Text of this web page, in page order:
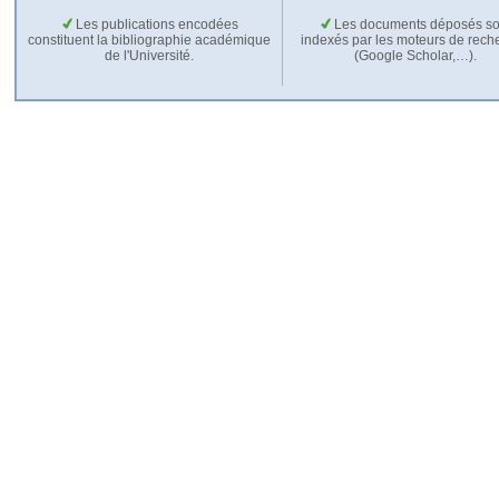
Les publications encodées
constituent la bibliographie académique
de l'Université.
Les documents déposés
indexés par les moteurs de
(Google Scholar,…).